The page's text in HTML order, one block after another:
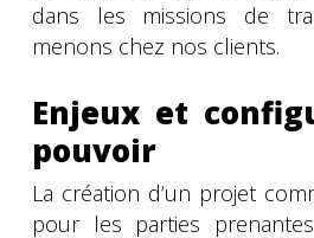
dans les missions de
menons chez nos clients.
Enjeux et
pouvoir
La création d’un projet
pour les parties